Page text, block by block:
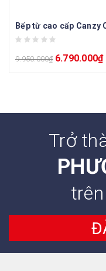
Bếp từ cao cấp Canzy
9.950.000₫ 6.790.000₫
Trở